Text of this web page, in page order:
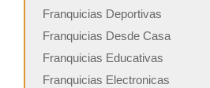
Franquicias Deportivas
Franquicias Desde Casa
Franquicias Educativas
Franquicias Electronicas